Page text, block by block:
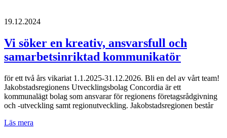
19.12.2024
Vi söker en kreativ, ansvarsfull och
samarbetsinriktad kommunikatör
för ett två års vikariat 1.1.2025-31.12.2026. Bli en del av vårt team!
Jakobstadsregionens Utvecklingsbolag Concordia är ett
kommunalägt bolag som ansvarar för regionens företagsrådgivning
och -utveckling samt regionutveckling. Jakobstadsregionen består
Läs mera